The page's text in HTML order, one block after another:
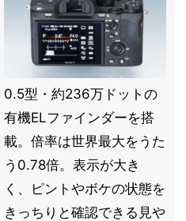
0.5型・約236万ドットの
有機ELファインダーを搭
載。倍率は世界最大をうた
う0.78倍。表示が大き
く、ピントやボケの状態を
きっちりと確認できる見や